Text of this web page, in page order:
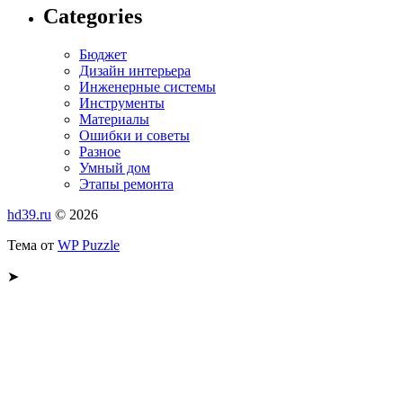
Categories
Бюджет
Дизайн интерьера
Инженерные системы
Инструменты
Материалы
Ошибки и советы
Разное
Умный дом
Этапы ремонта
hd39.ru © 2026
Тема от WP Puzzle
➤